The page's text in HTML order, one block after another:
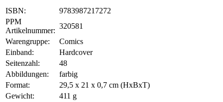
ISBN:
9783987217272
PPM
Artikelnummer:
320581
Warengruppe:
Comics
Einband:
Hardcover
Seitenzahl:
48
Abbildungen:
farbig
Format:
29,5 x 21 x 0,7 cm (HxBxT)
Gewicht:
411 g